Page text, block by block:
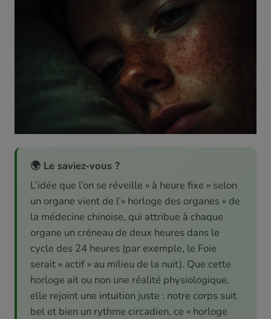
🌍 Le saviez-vous ?
L’idée que l’on se réveille « à heure fixe » selon
un organe vient de l’« horloge des organes » de
la médecine chinoise, qui attribue à chaque
organe un créneau de deux heures dans le
cycle des 24 heures (par exemple, le Foie
serait « actif » au milieu de la nuit). Que cette
horloge ait ou non une réalité physiologique,
elle rejoint une intuition juste : notre corps suit
bel et bien un rythme circadien, ce « horloge